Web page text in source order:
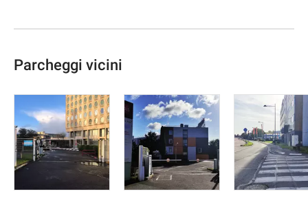
Parcheggi vicini